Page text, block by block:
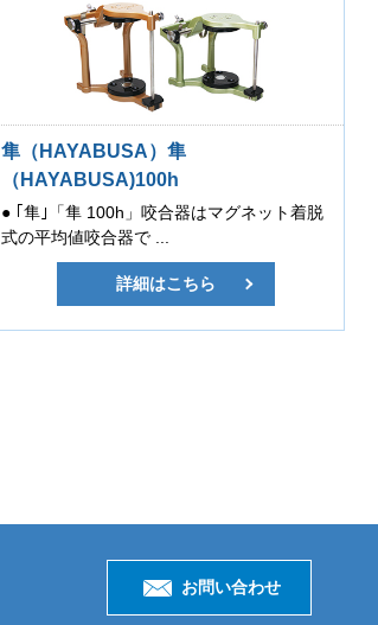
隼（HAYABUSA）隼
（HAYABUSA)100h
● ｢隼｣「隼 100h」咬合器はマグネット着脱
式の平均値咬合器で ...
詳細はこちら
お問い合わせ